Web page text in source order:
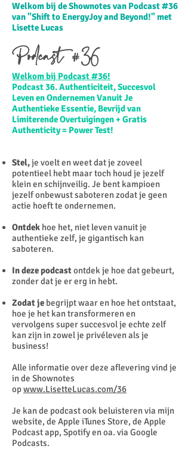
Welkom bij de Shownotes van Podcast #36
van "Shift to EnergyJoy and Beyond!" met
Lisette Lucas
Podcast #36
Welkom bij Podcast #36!
Podcast 36. Authenticiteit, Succesvol
Leven en Ondernemen Vanuit Je
Authentieke Essentie, Bevrijd van
Limiterende Overtuigingen + Gratis
Authenticity = Power Test!
Stel,je voelt en weet dat je zoveel
potentieel hebt maar toch houd je jezelf
klein en schijnveilig. Je bent kampioen
jezelf onbewust saboteren zodat je geen
actie hoeft te ondernemen.
Ontdek hoe het, niet leven vanuit je
authentieke zelf, je gigantisch kan
saboteren.
In deze podcastontdek je hoe dat gebeurt,
zonder dat je er erg in hebt.
Zodat je begrijpt waar en hoe het ontstaat,
hoe je het kan transformeren en
vervolgens super succesvol je echte zelf
kan zijn in zowel je privéleven als je
business!
Alle informatie over deze aflevering vind je
in de Shownotes
opwww.LisetteLucas.com/36
Je kan de podcast ook beluisteren via mijn
website, de Apple iTunes Store, de Apple
Podcast app, Spotify en oa. via Google
Podcasts.